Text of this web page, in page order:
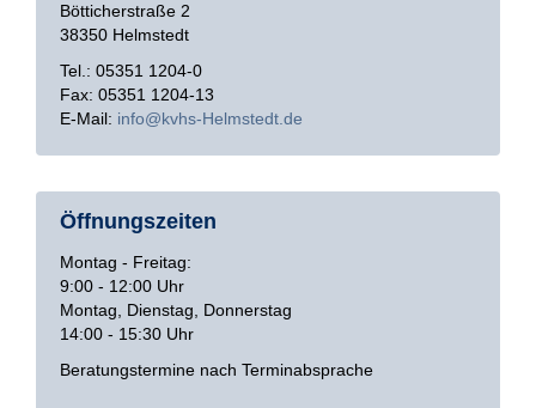
Bötticherstraße 2
38350 Helmstedt
Tel.: 05351 1204-0
Fax: 05351 1204-13
E-Mail: info kvhs-Helmstedt de
Öffnungszeiten
Montag - Freitag:
9:00 - 12:00 Uhr
Montag, Dienstag, Donnerstag
14:00 - 15:30 Uhr
Beratungstermine nach Terminabsprache